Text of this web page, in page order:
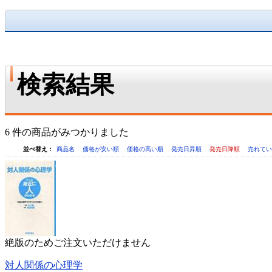
検索結果
6 件の商品がみつかりました
並べ替え： 商品名 価格が安い順 価格の高い順 発売日昇順 発売日降順 売れて
絶版のためご注文いただけません
対人関係の心理学